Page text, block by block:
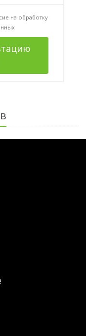
на обработку